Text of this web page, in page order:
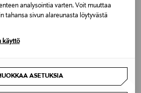
analysointia varten. Voit muuttaa
tahansa sivun alareunasta löytyvästä
käyttö
ASETUKSIA